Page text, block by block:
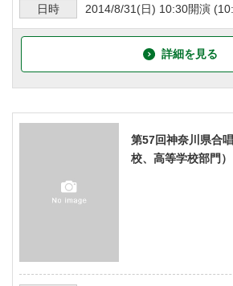
日時 2014/8/31 (日) 10:30開演 (
詳細を見る
第57回神奈川県合
校、高等学校部門）